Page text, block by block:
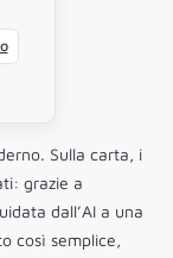
Sulla carta, i
grazie a
dall’AI a una
così semplice,